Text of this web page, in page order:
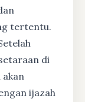
tertentu.
di
akan
ijazah